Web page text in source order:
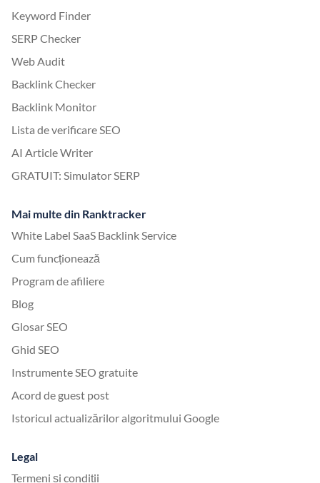
Keyword Finder
SERP Checker
Web Audit
Backlink Checker
Backlink Monitor
Lista de verificare SEO
AI Article Writer
GRATUIT: Simulator SERP
Mai multe din Ranktracker
White Label SaaS Backlink Service
Cum funcționează
Program de afiliere
Blog
Glosar SEO
Ghid SEO
Instrumente SEO gratuite
Acord de guest post
Istoricul actualizărilor algoritmului Google
Legal
Termeni și condiții